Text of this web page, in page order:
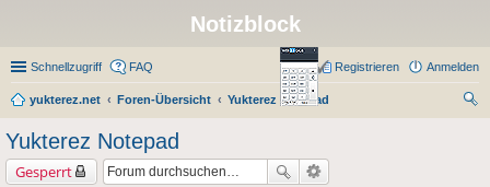
Notizblock
Schnellzugriff FAQ Anmelden
Registrieren
yukterez.net Foren-Übersicht
Yukterez Notepad
Yukterez Notepad
Gesperrt